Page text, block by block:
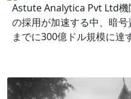
Astute Analytica Pvt Ltd機
の採用が加速する中、暗
までに300億ドル規模に達